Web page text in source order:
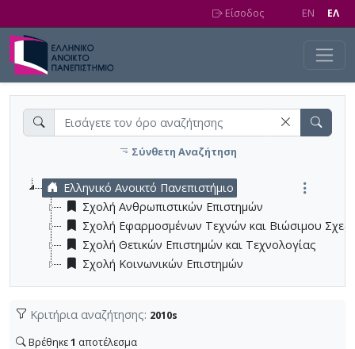
Είσοδος EN EΛ
Σύνθετη Αναζήτηση
Ελληνικό Ανοικτό Πανεπιστήμιο
Σχολή Ανθρωπιστικών Επιστημών
Σχολή Εφαρμοσμένων Τεχνών και Βιώσιμου
Σχολή Θετικών Επιστημών και Τεχνολογίας
Σχολή Κοινωνικών Επιστημών
Κριτήρια αναζήτησης: 2010s
Βρέθηκε1 αποτέλεσμα